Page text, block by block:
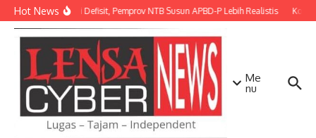
Lewati ke konten
Hot NewsAntisipasi Defisit, Pemprov NTB Susun APBD-P Lebih Realistis
Me
nu